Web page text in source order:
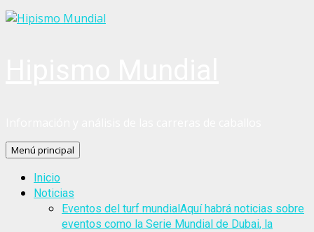
Menú principal
Inicio
Noticias
Eventos del turf mundialAquí habrá noticias sobre
eventos como la Serie Mundial de Dubai, la